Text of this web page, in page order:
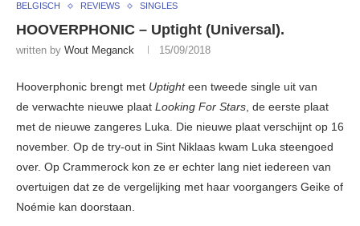
BELGISCH REVIEWS SINGLES
HOOVERPHONIC – Uptight (Universal).
written by Wout Meganck 15/09/2018
Hooverphonic brengt met Uptighteen tweede single uit van
de verwachte nieuwe plaat Looking For Stars, de eerste plaat
met de nieuwe zangeres Luka. Die nieuwe plaat verschijnt op 16
november. Op de try-out in Sint Niklaas kwam Luka steengoed
over. Op Crammerock kon ze er echter lang niet iedereen van
overtuigen dat ze de vergelijking met haar voorgangers Geike of
Noémie kan doorstaan.